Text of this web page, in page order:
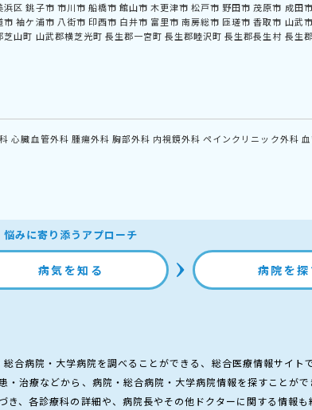
浜区 銚子市 市川市 船橋市 館山市 木更津市 松戸市 野田市 茂原市 成田市
市 袖ケ浦市 八街市 印西市 白井市 富里市 南房総市 匝瑳市 香取市 山武市
芝山町 山武郡横芝光町 長生郡一宮町 長生郡睦沢町 長生郡長生村 長生
心臓血管外科 腫瘍外科 胸部外科 内視鏡外科 ペインクリニック外科
悩みに寄り添うアプローチ
病気を知る 病院を探
合病院・大学病院を調べることができる、総合医療情報サイトで
治療などから、病院・総合病院・大学病院情報を探すことがで
、各診療科の詳細や、病院長やその他ドクターに関する情報も